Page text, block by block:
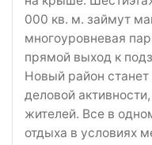
000 кв. м. займут
многоуровневая
прямой выход к
Новый район
деловой
жителей. Все в
отдыха в условиях